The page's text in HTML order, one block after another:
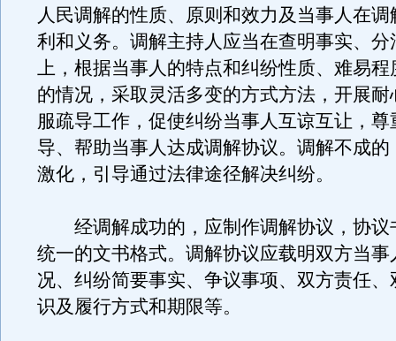
人民调解的性质、原则和效力及当事人在
利和义务。调解主持人应当在查明事实、分
上，根据当事人的特点和纠纷性质、难易程
的情况，采取灵活多变的方式方法，开展耐
服疏导工作，促使纠纷当事人互谅互让，尊
导、帮助当事人达成调解协议。调解不成的
激化，引导通过法律途径解决纠纷。
经调解成功的，应制作调解协议，协议
统一的文书格式。调解协议应载明双方当事
况、纠纷简要事实、争议事项、双方责任、
识及履行方式和期限等。